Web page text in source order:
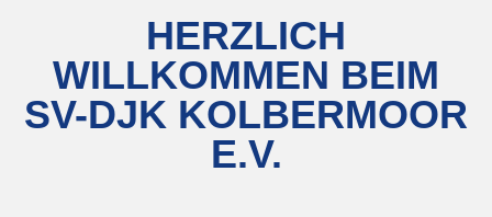
HERZLICH
WILLKOMMEN BEIM
SV-DJK KOLBERMOOR
E.V.